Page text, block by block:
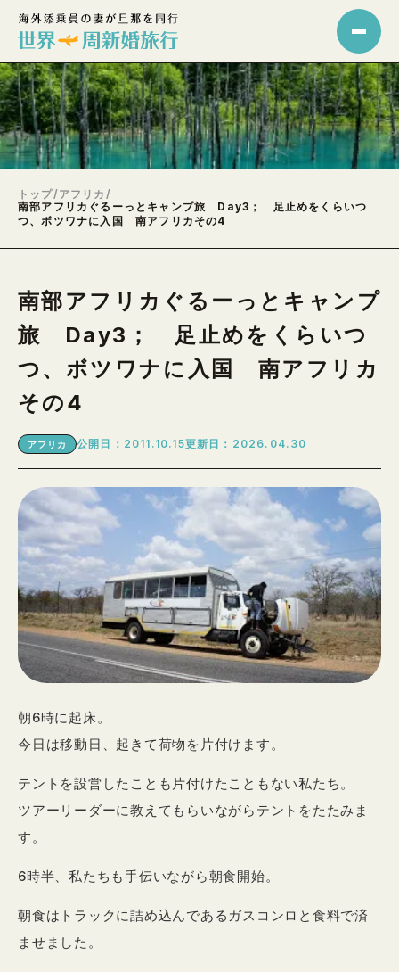
トップ/アフリカ /
南部アフリカぐるーっとキャンプ旅 Day3； 足止めをくらいつ
つ、ボツワナに入国 南アフリカその4
南部アフリカぐるーっとキャンプ
旅 Day3； 足止めをくらいつ
つ、ボツワナに入国 南アフリカ
その4
アフリカ 公開日：2011.10.15更新日：2026.04.30
朝6時に起床。
今日は移動日、起きて荷物を片付けます。
テントを設営したことも片付けたこともない私たち。
ツアーリーダーに教えてもらいながらテントをたたみま
す。
6時半、私たちも手伝いながら朝食開始。
朝食はトラックに詰め込んであるガスコンロと食料で済
ませました。